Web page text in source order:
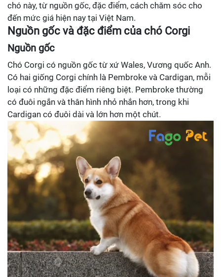
chó này, từ nguồn gốc, đặc điểm, cách chăm sóc cho
đến mức giá hiện nay tại Việt Nam.
Nguồn gốc và đặc điểm của chó Corgi
Nguồn gốc
Chó Corgi có nguồn gốc từ xứ Wales, Vương quốc Anh.
Có hai giống Corgi chính là Pembroke và Cardigan, mỗi
loại có những đặc điểm riêng biệt. Pembroke thường
có đuôi ngắn và thân hình nhỏ nhắn hơn, trong khi
Cardigan có đuôi dài và lớn hơn một chút.